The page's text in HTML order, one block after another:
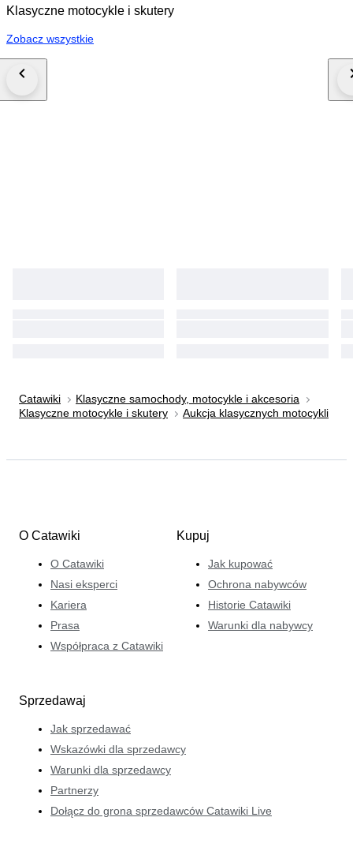
Klasyczne motocykle i skutery
Zobacz wszystkie
Catawiki
Klasyczne samochody, motocykle i akcesoria
Klasyczne motocykle i skutery
Aukcja klasycznych motocykli
O Catawiki
O Catawiki
Nasi eksperci
Kariera
Prasa
Współpraca z Catawiki
Kupuj
Jak kupować
Ochrona nabywców
Historie Catawiki
Warunki dla nabywcy
Sprzedawaj
Jak sprzedawać
Wskazówki dla sprzedawcy
Warunki dla sprzedawcy
Partnerzy
Dołącz do grona sprzedawców Catawiki Live